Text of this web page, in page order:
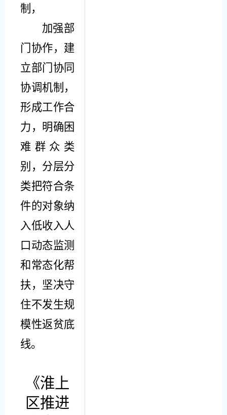
制 ，
加强部
门协作，建
立部门协同
协调机制，
形成工作合
力，明确困
难群众类
别，分层分
类把符合条
件的对象纳
入低收入人
口动态监测
和常态化帮
扶，坚决守
住不发生规
模性返贫底
线。
《淮上
区推进